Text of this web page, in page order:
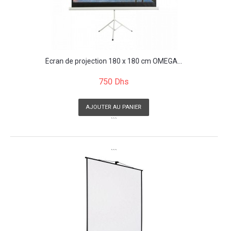
Écran de projection 180 x 180 cm OMEGA...
750 Dhs
AJOUTER AU PANIER
```
```